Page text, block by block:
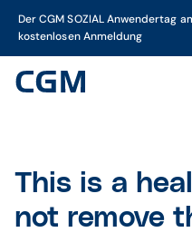
Der CGM SOZIAL Anwendertag
kostenlosen Anmeldung
This is a
not remove